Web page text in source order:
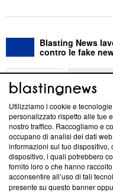
Blasting News
contro le fake
ABOUT
Questa sezione offre
News, sui nostri processi
creare news di qualità.
‘Trust Project - News with
ancora membro del
parte; Trust Project non
conformità agli standard.
Utilizziamo i cookie e
personalizzato rispetto alle tue
nostro traffico. Raccogliamo e
occupano di analisi dei dati
informazioni sul tuo dispositivo,
dispositivo, i quali potrebbero
fornito loro o che hanno
acconsentire all’uso di tali
presente su questo banner